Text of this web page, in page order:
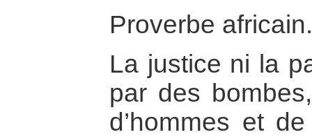
Proverbe africain.
La justice ni la
par des
d’hommes et